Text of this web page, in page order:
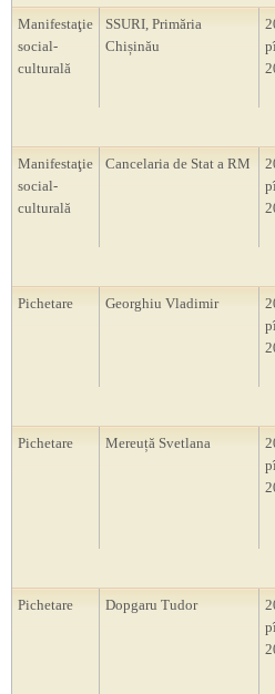
Manifestaţie
social-
culturală
SSURI, Primăria
Chișinău
Manifestaţie
social-
culturală
Cancelaria de Stat a RM
Pichetare Georghiu Vladimir
Pichetare Mereuță Svetlana
Pichetare Dopgaru Tudor